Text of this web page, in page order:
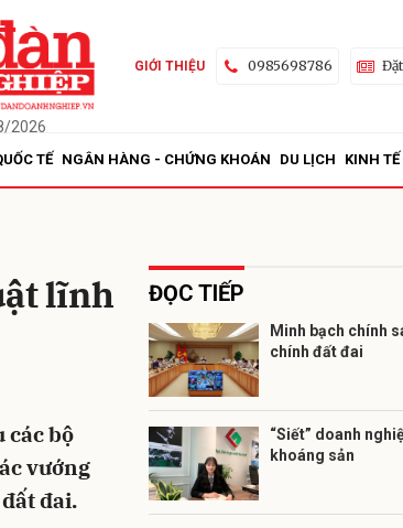
2026
GIỚI THIỆU 0985698786
TẾ NGÂN HÀNG - CHỨNG KHOÁN DU LỊCH KINH
lĩnh
các bộ
vướng
đai.
ĐỌC TIẾP
Minh bạch chính
chính đất đai
“Siết” doanh
khoáng sản
Gửi